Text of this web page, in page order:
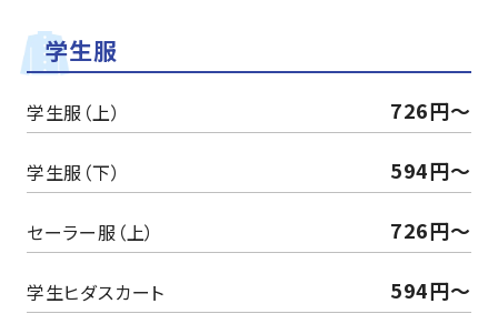
学生服
学生服（上） 726円～
学生服（下） 594円～
セーラー服（上） 726円～
学生ヒダスカート 594円～